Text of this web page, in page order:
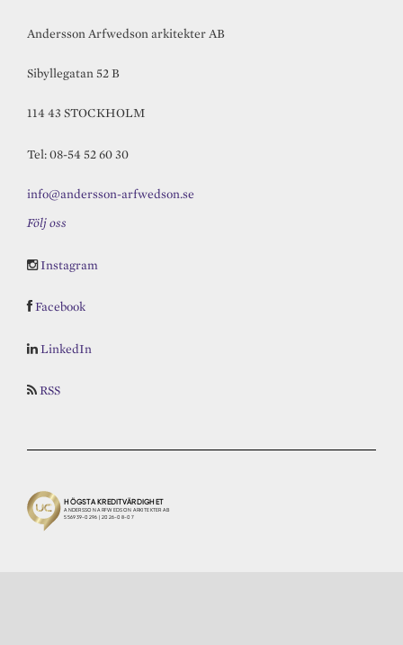
Andersson Arfwedson arkitekter AB
Sibyllegatan 52 B
114 43 STOCKHOLM
Tel: 08-54 52 60 30
info@andersson-arfwedson.se
Följ oss
Instagram
Facebook
LinkedIn
RSS